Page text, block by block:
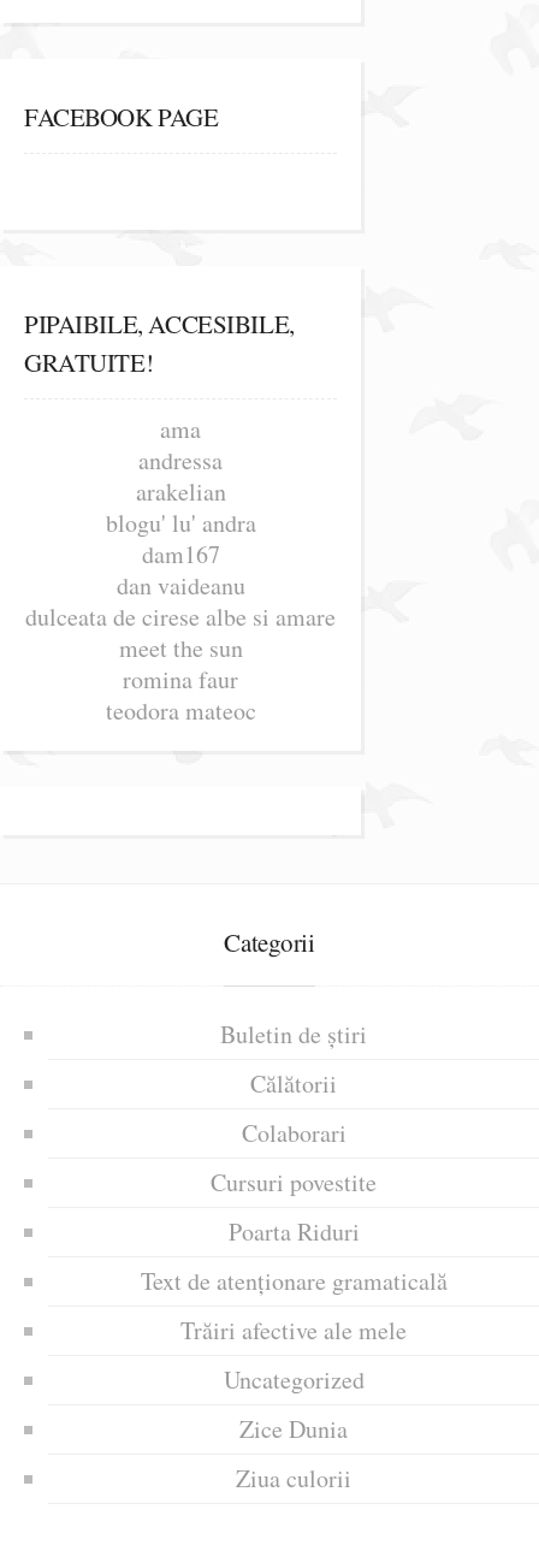
FACEBOOK PAGE
PIPAIBILE, ACCESIBILE,
GRATUITE!
ama
andressa
arakelian
blogu' lu' andra
dam167
dan vaideanu
dulceata de cirese albe si amare
meet the sun
romina faur
teodora mateoc
Categorii
Buletin de știri
Călătorii
Colaborari
Cursuri povestite
Poarta Riduri
Text de atenționare gramaticală
Trăiri afective ale mele
Uncategorized
Zice Dunia
Ziua culorii